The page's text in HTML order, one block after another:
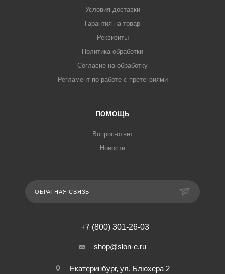
Условия доставки
Гарантия на товар
Реквизиты
Политика обработки
Согласие на обработку
Регламент по работе с претензиями
ПОМОЩЬ
Вопрос-ответ
Новости
ОБРАТНАЯ СВЯЗЬ
+7 (800) 301-26-03
shop@slon-e.ru
Екатеринбург, ул. Блюхера 2